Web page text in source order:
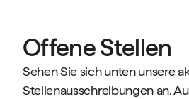
Offene Stellen
Sehen Sie sich unten unsere
Stellenausschreibungen an.